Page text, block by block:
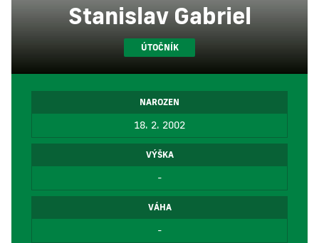
Stanislav Gabriel
ÚTOČNÍK
NAROZEN
18. 2. 2002
VÝŠKA
-
VÁHA
-